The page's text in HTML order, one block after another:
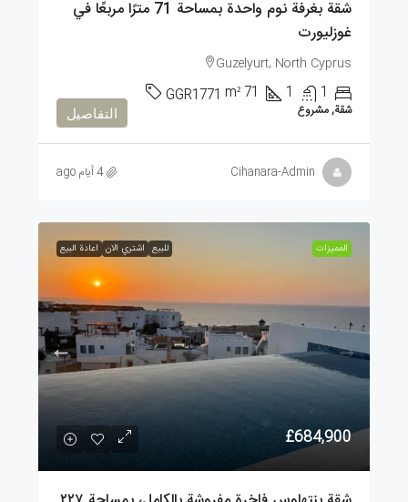
شقة بغرفة نوم واحدة بمساحة 71 مترًا مربعًا في
غوزليورت
Guzelyurt, North Cyprus
1
1
71
m²
GGR1771
شقة, مشروع التفاصيل
Cihanara-Admin 4 أيام ago
الممیزات للبيع اشتري الان اعادة البيع
£684,900